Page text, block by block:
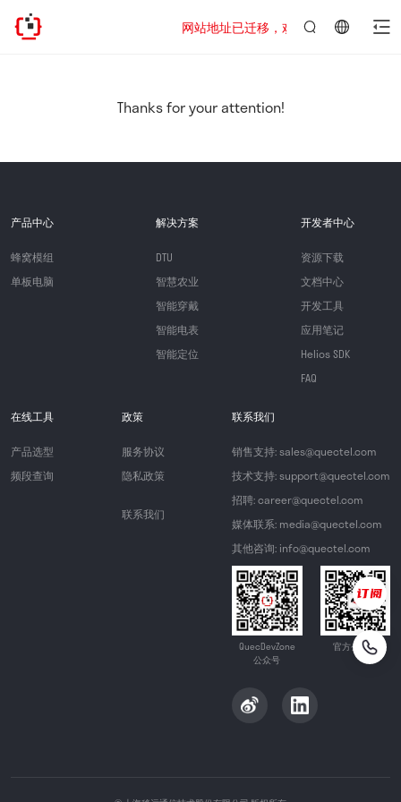
网站地址已迁移，欢迎访问新址：
Thanks for your attention!
产品中心
蜂窝模组
单板电脑
解决方案
DTU
智慧农业
智能穿戴
智能电表
智能定位
开发者中心
资源下载
文档中心
开发工具
应用笔记
Helios SDK
FAQ
在线工具
产品选型
频段查询
政策
服务协议
隐私政策
联系我们
联系我们
销售支持: sales@quectel.com
技术支持: support@quectel.com
招聘: career@quectel.com
媒体联系: media@quectel.com
其他咨询: info@quectel.com
QuecDevZone
公众号
官方公众号